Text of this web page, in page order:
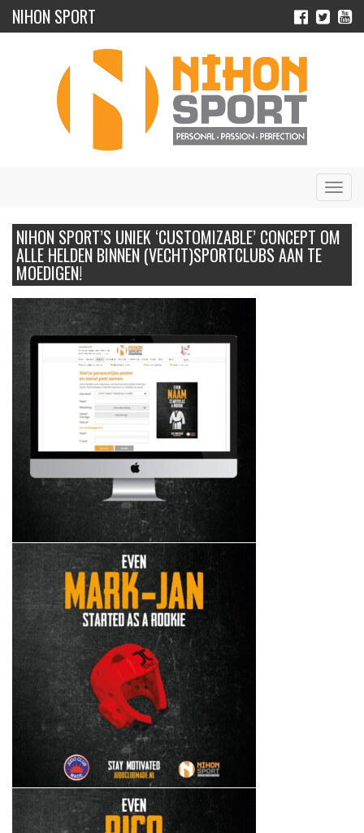
NIHON SPORT
NIHON SPORT’S UNIEK ‘CUSTOMIZABLE’ CONCEPT OM
ALLE HELDEN BINNEN (VECHT)SPORTCLUBS AAN TE
MOEDIGEN!